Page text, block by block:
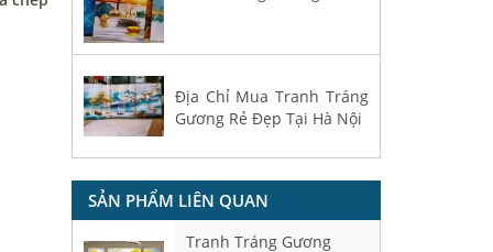
Địa Chỉ Mua Tranh Tráng
Gương Rẻ Đẹp Tại Hà Nội
SẢN PHẨM LIÊN QUAN
Tranh Tráng Gương